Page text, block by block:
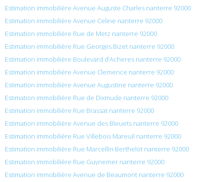
Estimation immobilière Avenue Auguste Charles nanterre 92000
Estimation immobilière Avenue Celine nanterre 92000
Estimation immobilière Rue de Metz nanterre 92000
Estimation immobilière Rue Georges Bizet nanterre 92000
Estimation immobilière Boulevard d’Acheres nanterre 92000
Estimation immobilière Avenue Clemence nanterre 92000
Estimation immobilière Avenue Augustine nanterre 92000
Estimation immobilière Rue de Dixmude nanterre 92000
Estimation immobilière Rue Brassat nanterre 92000
Estimation immobilière Avenue des Bleuets nanterre 92000
Estimation immobilière Rue Villebois Mareuil nanterre 92000
Estimation immobilière Rue Marcellin Berthelot nanterre 92000
Estimation immobilière Rue Guynemer nanterre 92000
Estimation immobilière Avenue de Beaumont nanterre 92000